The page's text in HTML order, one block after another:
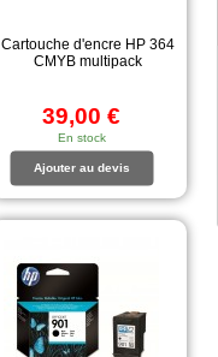
Cartouche d'encre HP 364
CMYB multipack
39,00 €
En stock
Ajouter au devis